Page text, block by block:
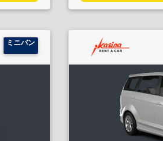
ミニバン